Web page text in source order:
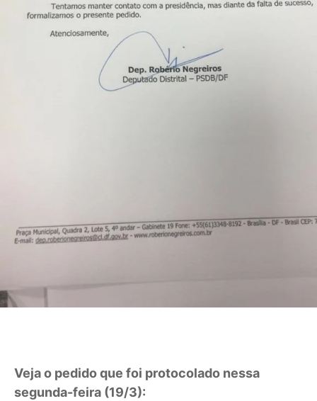
Veja o pedido que foi protocolado nessa
segunda-feira (19/3):